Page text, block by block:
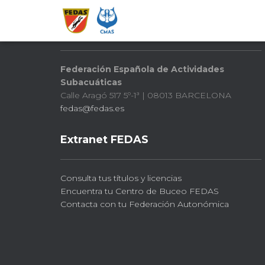
FEDAS
Federación Española de Actividades
Subacuáticas
Calle Aragó 517 5º-1ª | 08013 BARCELONA
fedas@fedas.es
Extranet FEDAS
Consulta tus títulos y licencias
Encuentra tu Centro de Buceo FEDAS
Contacta con tu Federación Autonómica